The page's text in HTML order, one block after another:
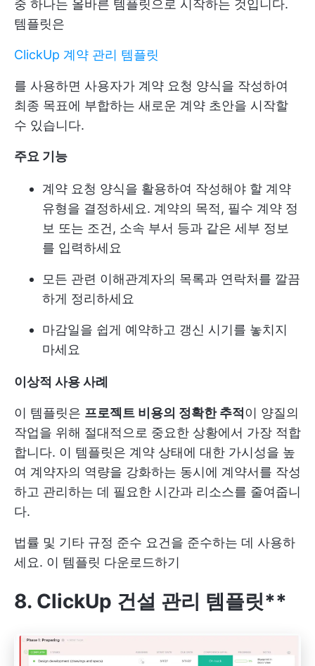
중 하나는 올바른 템플릿으로 시작하는 것입니다.
템플릿은
ClickUp 계약 관리 템플릿
를 사용하면 사용자가 계약 요청 양식을 작성하여
최종 목표에 부합하는 새로운 계약 초안을 시작할
수 있습니다.
주요 기능
계약 요청 양식을 활용하여 작성해야 할 계약
유형을 결정하세요. 계약의 목적, 필수 계약 정
보 또는 조건, 소속 부서 등과 같은 세부 정보
를 입력하세요
모든 관련 이해관계자의 목록과 연락처를 깔끔
하게 정리하세요
마감일을 쉽게 예약하고 갱신 시기를 놓치지
마세요
이상적 사용 사례
이 템플릿은 프로젝트 비용의 정확한 추적 이 양질의
작업을 위해 절대적으로 중요한 상황에서 가장 적합
합니다. 이 템플릿은 계약 상태에 대한 가시성을 높
여 계약자의 역량을 강화하는 동시에 계약서를 작성
하고 관리하는 데 필요한 시간과 리소스를 줄여줍니
다.
법률 및 기타 규정 준수 요건을 준수하는 데 사용하
세요. 이 템플릿 다운로드하기
8. ClickUp 건설 관리 템플릿**